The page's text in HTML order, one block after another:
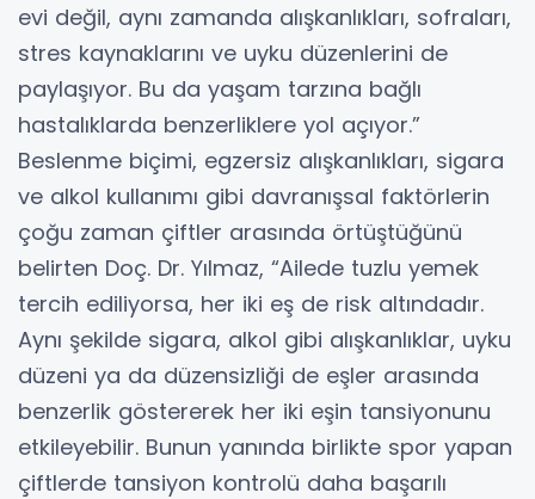
evi değil, aynı zamanda alışkanlıkları, sofraları,
stres kaynaklarını ve uyku düzenlerini de
paylaşıyor. Bu da yaşam tarzına bağlı
hastalıklarda benzerliklere yol açıyor.”
Beslenme biçimi, egzersiz alışkanlıkları, sigara
ve alkol kullanımı gibi davranışsal faktörlerin
çoğu zaman çiftler arasında örtüştüğünü
belirten Doç. Dr. Yılmaz, “Ailede tuzlu yemek
tercih ediliyorsa, her iki eş de risk altındadır.
Aynı şekilde sigara, alkol gibi alışkanlıklar, uyku
düzeni ya da düzensizliği de eşler arasında
benzerlik göstererek her iki eşin tansiyonunu
etkileyebilir. Bunun yanında birlikte spor yapan
çiftlerde tansiyon kontrolü daha başarılı